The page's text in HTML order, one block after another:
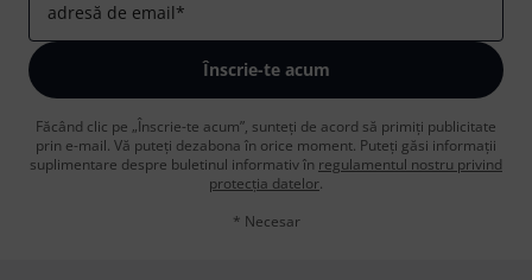
adresă de email*
Înscrie-te acum
Făcând clic pe „Înscrie-te acum”, sunteți de acord să primiți publicitate
prin e-mail. Vă puteți dezabona în orice moment. Puteți găsi informații
suplimentare despre buletinul informativ în regulamentul nostru privind
protecția datelor.
* Necesar